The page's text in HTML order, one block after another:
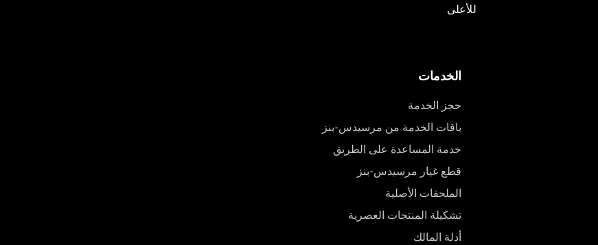
للأعلى
الخدمات
حجز الخدمة
باقات الخدمة من مرسيدس-بنز
خدمة المساعدة على الطريق
قطع غيار مرسيدس-بنز
الملحقات الأصلية
تشكيلة المنتجات العصرية
أدلة المالك